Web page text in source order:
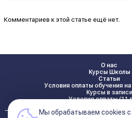
Комментариев к этой статье ещё нет.
О нас
Курсы Школы
Статьи
Условия оплаты обучения
Курсы в записи
Условия оплаты (11
Мы обрабатываем cookies